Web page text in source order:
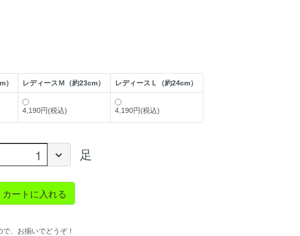
） レディースＭ（約23cm） レディースＬ（約24cm）
4,190円(税込) 4,190円(税込)
足
カートに入れる
、お揃いでどうぞ！